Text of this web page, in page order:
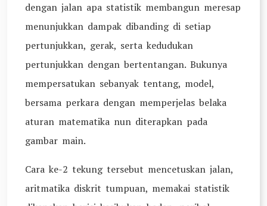
dengan jalan apa statistik membangun meresap
menunjukkan dampak dibanding di setiap
pertunjukkan, gerak, serta kedudukan
pertunjukkan dengan bertentangan. Bukunya
mempersatukan sebanyak tentang, model,
bersama perkara dengan memperjelas belaka
aturan matematika nun diterapkan pada
gambar main.
Cara ke-2 tekung tersebut mencetuskan jalan,
aritmatika diskrit tumpuan, memakai statistik